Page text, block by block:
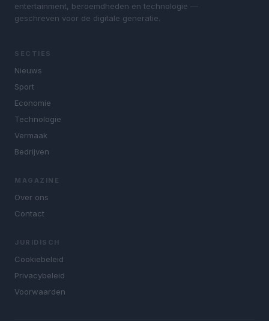
entertainment, beroemdheden en technologie —
geschreven voor de digitale generatie.
SECTIES
Nieuws
Sport
Economie
Technologie
Vermaak
Bedrijven
MAGAZINE
Over ons
Contact
JURIDISCH
Cookiebeleid
Privacybeleid
Voorwaarden